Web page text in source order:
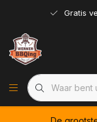
Gratis